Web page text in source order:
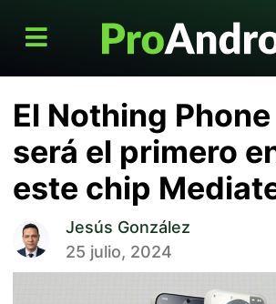
El Nothing
será el primero
este chip
Jesús González
25 julio, 2024